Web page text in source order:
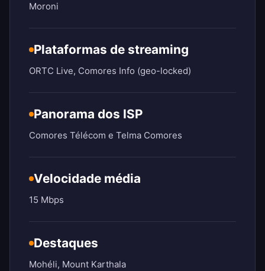
Moroni
Plataformas de streaming
ORTC Live, Comores Info (geo-locked)
Panorama dos ISP
Comores Télécom e Telma Comores
Velocidade média
15 Mbps
Destaques
Mohéli, Mount Karthala